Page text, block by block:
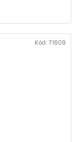
Kód: T1609